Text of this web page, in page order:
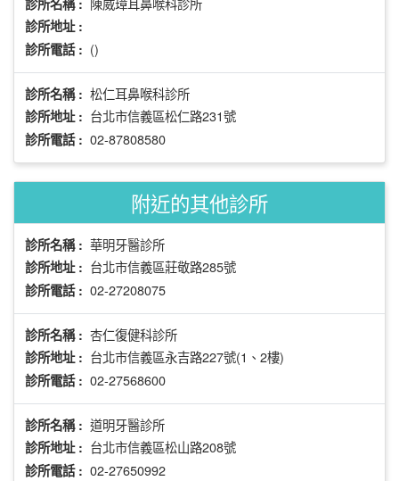
診所名稱 :
診所地址 :
診所電話 : ()
診所名稱 : 松仁耳鼻喉科診所
診所地址 : 台北市信義區松仁路231號
診所電話 : 02-87808580
附近的其他診所
診所名稱 : 華明牙醫診所
診所地址 : 台北市信義區莊敬路285號
診所電話 : 02-27208075
診所名稱 : 杏仁復健科診所
診所地址 : 台北市信義區永吉路227號(1、2樓)
診所電話 : 02-27568600
診所名稱 : 道明牙醫診所
診所地址 : 台北市信義區松山路208號
診所電話 : 02-27650992